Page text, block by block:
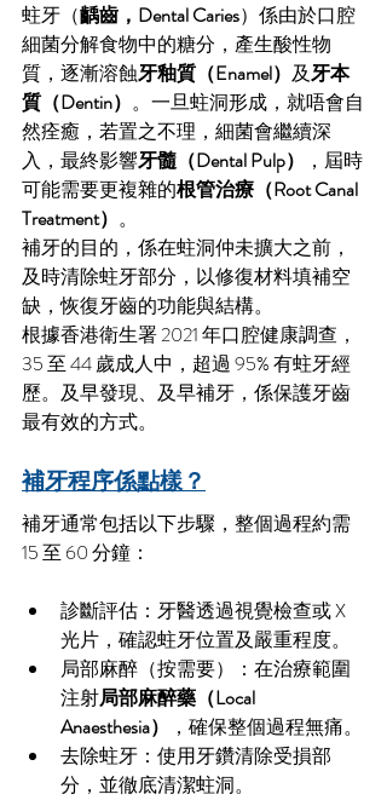
蛀牙（齲齒，Dental Caries）係由於口腔
細菌分解食物中的糖分，產生酸性物
質，逐漸溶蝕牙釉質（Enamel） 及牙本
質（Dentin） 。一旦蛀洞形成，就唔會自
然痊癒，若置之不理，細菌會繼續深
入，最終影響牙髓（Dental Pulp）
，屆時
可能需要更複雜的根管治療（Root Canal
Treatment） 。
補牙的目的，係在蛀洞仲未擴大之前，
及時清除蛀牙部分，以修復材料填補空
缺，恢復牙齒的功能與結構。
根據香港衛生署 2021 年口腔健康調查，
35 至 44 歲成人中，超過 95% 有蛀牙經
歷。及早發現、及早補牙，係保護牙齒
最有效的方式。
補牙程序係點樣？
補牙通常包括以下步驟，整個過程約需
15 至 60 分鐘：
診斷評估：牙醫透過視覺檢查或 X
光片，確認蛀牙位置及嚴重程度。
局部麻醉（按需要）：在治療範圍
注射局部麻醉藥（Local
Anaesthesia）
，確保整個過程無痛。
去除蛀牙：使用牙鑽清除受損部
分，並徹底清潔蛀洞。